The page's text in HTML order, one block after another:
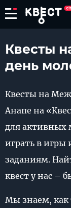
Квесты
день
Квесты на
Анапе на
для активных
играть в игры
заданиям.
квест у нас –
Мы знаем, как